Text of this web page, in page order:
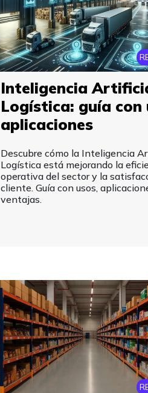
Inteligencia
Logística: guía con
aplicaciones
Descubre cómo la Inteligencia
Logística está mejorando la
operativa del sector y la
cliente. Guía con usos,
ventajas.